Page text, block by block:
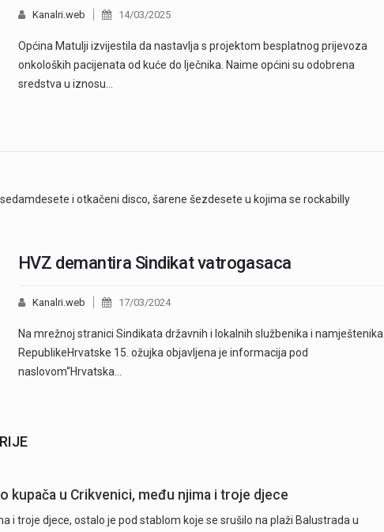
Kanalri.web 14/03/2025
Općina Matulji izvijestila da nastavlja s projektom besplatnog prijevoza
onkoloških pacijenata od kuće do lječnika. Naime općini su odobrena
sredstva u iznosu…
i otkačeni disco, šarene šezdesete u kojima se rockabilly
HVZ demantira Sindikat vatrogasaca
Kanalri.web 17/03/2024
Na mrežnoj stranici Sindikata državnih i lokalnih službenika i namještenika
RepublikeHrvatske 15. ožujka objavljena je informacija pod
naslovom“Hrvatska…
kupača u Crikvenici, među njima i troje djece
i troje djece, ostalo je pod stablom koje se srušilo na plaži Balustrada u